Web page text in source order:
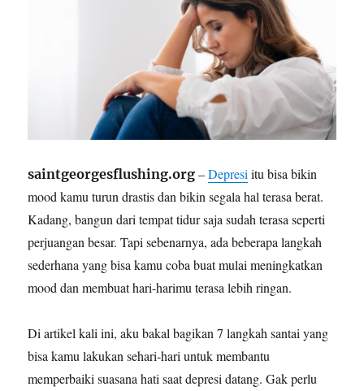
saintgeorgesflushing.org –Depresi itu bisa bikin
mood kamu turun drastis dan bikin segala hal terasa berat.
Kadang, bangun dari tempat tidur saja sudah terasa seperti
perjuangan besar. Tapi sebenarnya, ada beberapa langkah
sederhana yang bisa kamu coba buat mulai meningkatkan
mood dan membuat hari-harimu terasa lebih ringan.
Di artikel kali ini, aku bakal bagikan 7 langkah santai yang
bisa kamu lakukan sehari-hari untuk membantu
memperbaiki suasana hati saat depresi datang. Gak perlu